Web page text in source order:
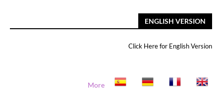
ENGLISH VERSION
Click Here for English Version
More